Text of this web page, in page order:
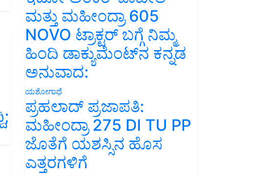
ಮತ್ತು ಮಹೀಂದ್ರಾ 605
NOVO ಟ್ರಾಕ್ಟರ್ ಬಗ್ಗೆ ನಿಮ್ಮ
ಹಿಂದಿ ಡಾಕ್ಯುಮೆಂಟ್‌ನ ಕನ್ನಡ
ಅನುವಾದ:
ಯಶೋಗಾಥೆ
ಪ್ರಹಲಾದ್ ಪ್ರಜಾಪತಿ:
ಮಹೀಂದ್ರಾ 275 DI TU PP
ಜೊತೆಗೆ ಯಶಸ್ಸಿನ ಹೊಸ
ಎತ್ತರಗಳಿಗೆ